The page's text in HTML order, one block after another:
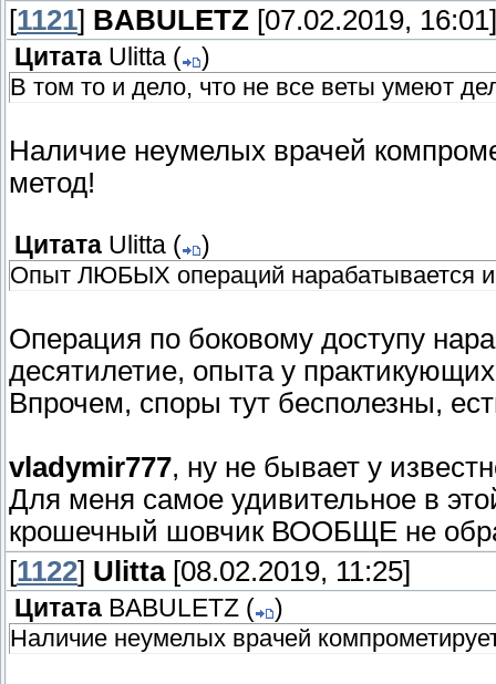
[1121] BABULETZ [07.02.2019, 16:01]
Цитата Ulitta (
)
В том то и дело, что не все веты умеют
Наличие неумелых врачей
метод!
Цитата Ulitta (
)
Опыт ЛЮБЫХ операций нарабатывается и
Операция по боковому доступу
десятилетие, опыта у
Впрочем, споры тут бесполезны,
vladymir777, ну не бывает у
Для меня самое удивительное в
крошечный шовчик ВООБЩЕ не
[1122] Ulitta[08.02.2019, 11:25]
Цитата BABULETZ (
)
Наличие неумелых врачей